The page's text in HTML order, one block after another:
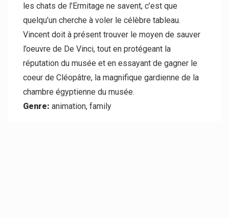
les chats de l’Ermitage ne savent, c’est que
quelqu’un cherche à voler le célèbre tableau.
Vincent doit à présent trouver le moyen de sauver
l’oeuvre de De Vinci, tout en protégeant la
réputation du musée et en essayant de gagner le
coeur de Cléopâtre, la magnifique gardienne de la
chambre égyptienne du musée.
Genre: animation, family